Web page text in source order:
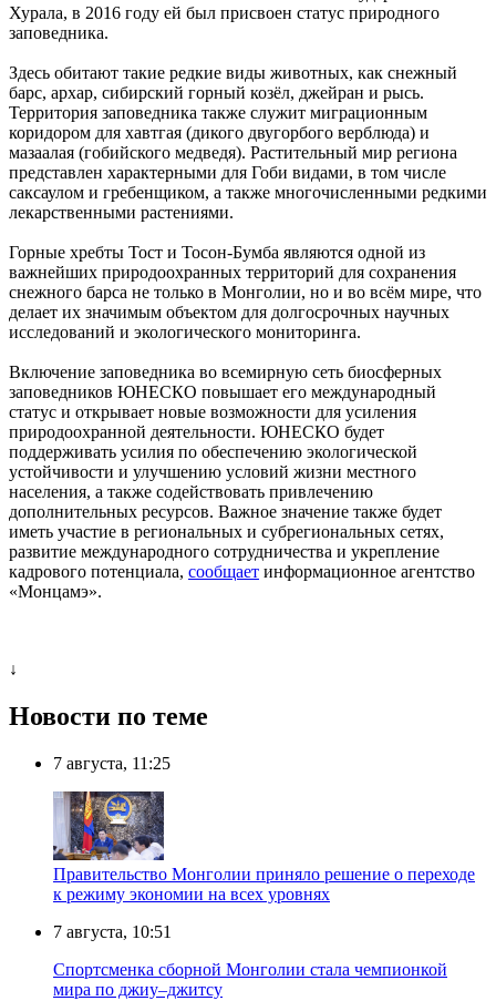
Хурала, в 2016 году ей был присвоен статус природного
заповедника.
Здесь обитают такие редкие виды животных, как снежный
барс, архар, сибирский горный козёл, джейран и рысь.
Территория заповедника также служит миграционным
коридором для хавтгая (дикого двугорбого верблюда) и
мазаалая (гобийского медведя). Растительный мир региона
представлен характерными для Гоби видами, в том числе
саксаулом и гребенщиком, а также многочисленными редкими
лекарственными растениями.
Горные хребты Тост и Тосон-Бумба являются одной из
важнейших природоохранных территорий для сохранения
снежного барса не только в Монголии, но и во всём мире, что
делает их значимым объектом для долгосрочных научных
исследований и экологического мониторинга.
Включение заповедника во всемирную сеть биосферных
заповедников ЮНЕСКО повышает его международный
статус и открывает новые возможности для усиления
природоохранной деятельности. ЮНЕСКО будет
поддерживать усилия по обеспечению экологической
устойчивости и улучшению условий жизни местного
населения, а также содействовать привлечению
дополнительных ресурсов. Важное значение также будет
иметь участие в региональных и субрегиональных сетях,
развитие международного сотрудничества и укрепление
кадрового потенциала, сообщает информационное агентство
«Монцамэ».
↓
Новости по теме
7 августа, 11:25
Правительство Монголии приняло решение о переходе
к режиму экономии на всех уровнях
7 августа, 10:51
Спортсменка сборной Монголии стала чемпионкой
мира по джиу–джитсу